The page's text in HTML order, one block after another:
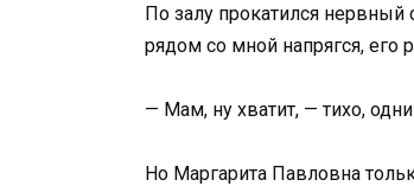
По залу прокатился
рядом со мной напрягся, его
— Мам, ну хватит, — тихо,
Но Маргарита Павловна